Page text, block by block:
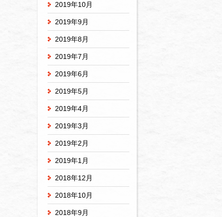
2019年10月
2019年9月
2019年8月
2019年7月
2019年6月
2019年5月
2019年4月
2019年3月
2019年2月
2019年1月
2018年12月
2018年10月
2018年9月